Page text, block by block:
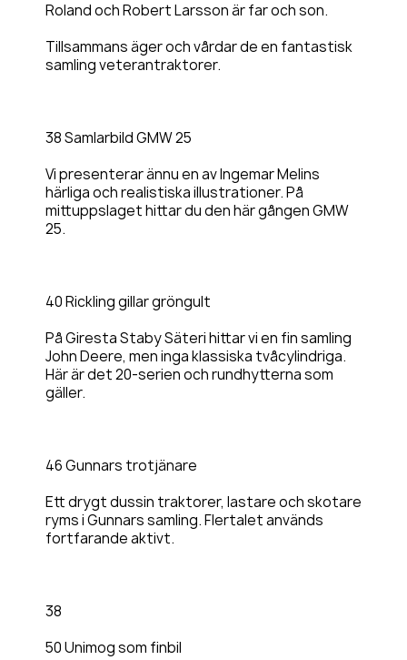
Roland och Robert Larsson är far och son.
Tillsammans äger och vårdar de en fantastisk
samling veterantraktorer.
38 Samlarbild GMW 25
Vi presenterar ännu en av Ingemar Melins
härliga och realistiska illustrationer. På
mittuppslaget hittar du den här gången GMW
25.
40 Rickling gillar gröngult
På Giresta Staby Säteri hittar vi en fin samling
John Deere, men inga klassiska tvåcylindriga.
Här är det 20-serien och rundhytterna som
gäller.
46 Gunnars trotjänare
Ett drygt dussin traktorer, lastare och skotare
ryms i Gunnars samling. Flertalet används
fortfarande aktivt.
38
50 Unimog som finbil